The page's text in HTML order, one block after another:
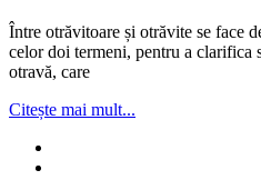
Între otrăvitoare și otrăvite se face
celor doi termeni, pentru a clarifica
otravă, care
Citește mai mult...